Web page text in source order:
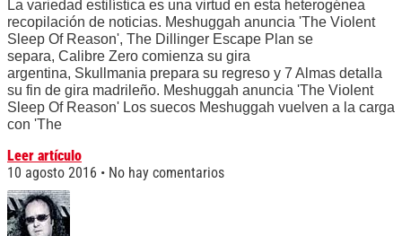
La variedad estilística es una virtud en esta heterogénea
recopilación de noticias. Meshuggah anuncia 'The Violent
Sleep Of Reason', The Dillinger Escape Plan se
separa, Calibre Zero comienza su gira
argentina, Skullmania prepara su regreso y 7 Almas detalla
su fin de gira madrileño. Meshuggah anuncia 'The Violent
Sleep Of Reason' Los suecos Meshuggah vuelven a la carga
con 'The
Leer artículo
10 agosto 2016
No hay comentarios